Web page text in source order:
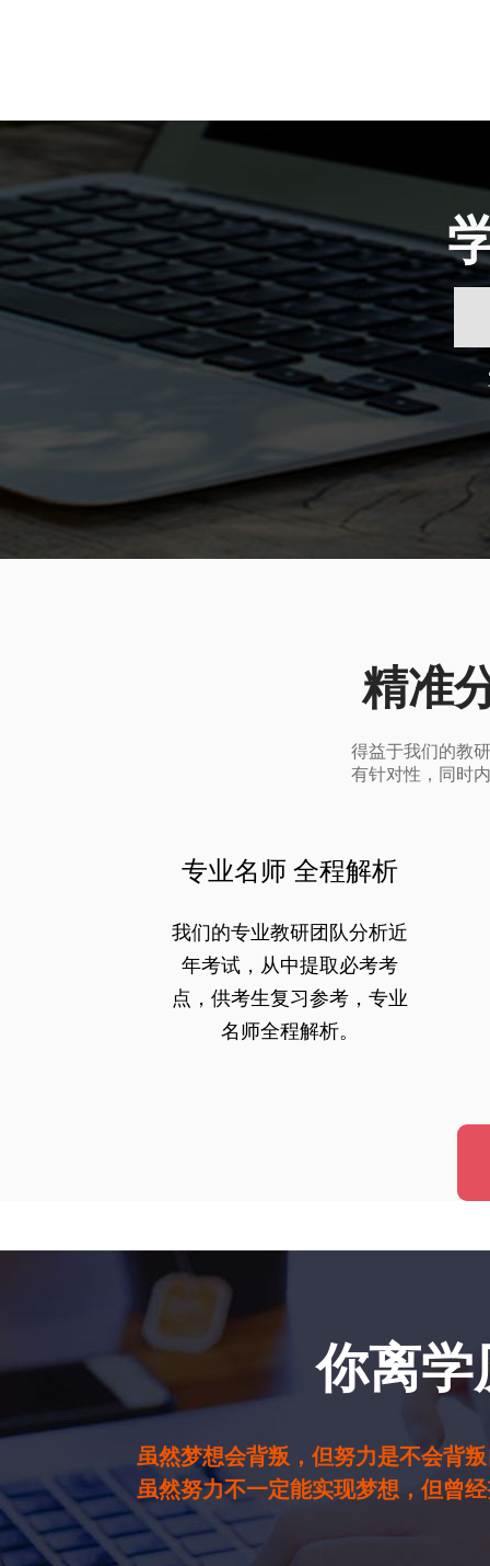
精准
得益于我们的教
有针对性，同时
专业名师 全程解析
我们的专业教研团队分析近
年考试，从中提取必考考
点，供考生复习参考，专业
名师全程解析。
你离
虽然梦想会背叛，但努力是不会背
虽然努力不一定能实现梦想，但曾